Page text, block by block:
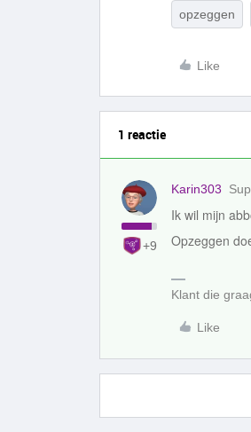
opzeggen
Like
1 reactie
+9
Karin303
Ik wil mijn
Opzeggen
Klant die
Like